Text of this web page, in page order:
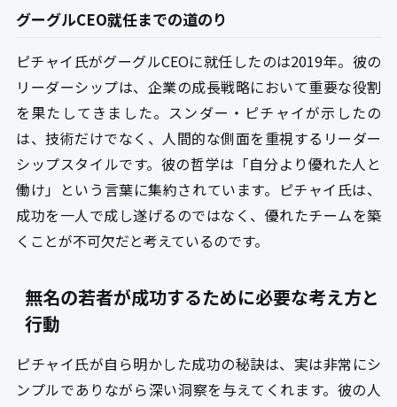
グーグルCEO就任までの道のり
ピチャイ氏がグーグルCEOに就任したのは2019年。彼の
リーダーシップは、企業の成長戦略において重要な役割
を果たしてきました。スンダー・ピチャイが示したの
は、技術だけでなく、人間的な側面を重視するリーダー
シップスタイルです。彼の哲学は「自分より優れた人と
働け」という言葉に集約されています。ピチャイ氏は、
成功を一人で成し遂げるのではなく、優れたチームを築
くことが不可欠だと考えているのです。
無名の若者が成功するために必要な考え方と
行動
ピチャイ氏が自ら明かした成功の秘訣は、実は非常にシ
ンプルでありながら深い洞察を与えてくれます。彼の人